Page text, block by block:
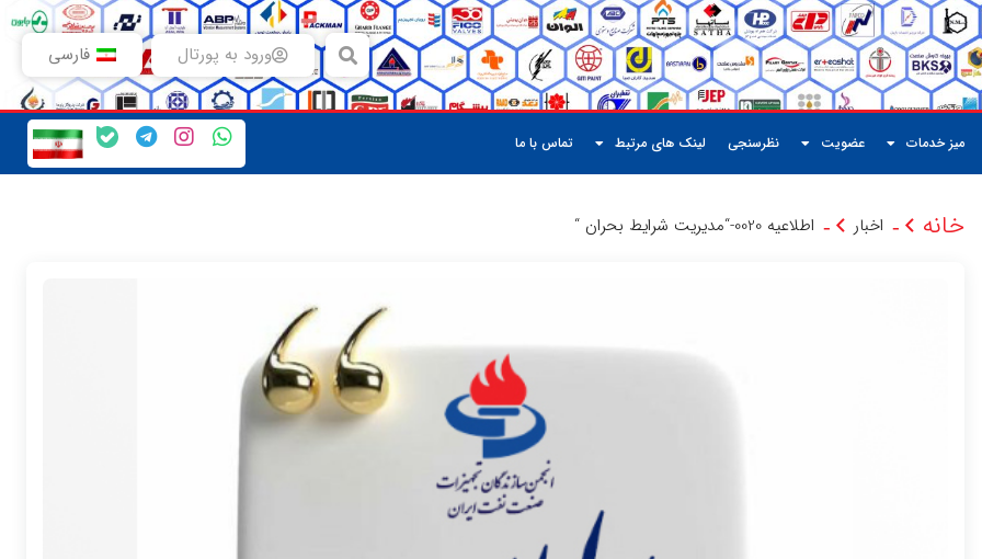
ورود به پورتال فارسی
میز خدمات عضویت نظرسنجی لینک های مرتبط تماس با ما
خانه - اخبار - اطلاعیه 0020-“مدیریت شرایط بحران “